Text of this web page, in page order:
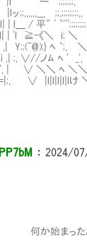
;;,;;;;;;;;,,
＿ / 平" ' `''';;;;;;;;,
| 'l ≧-《＼ i; ＼
ﾍ `;, ＼
ノﾑ ﾍ ' _',
∨ ＼＼ ﾍ ＼
|l|l|l|l|lけ ＼
： 2024/
まったお